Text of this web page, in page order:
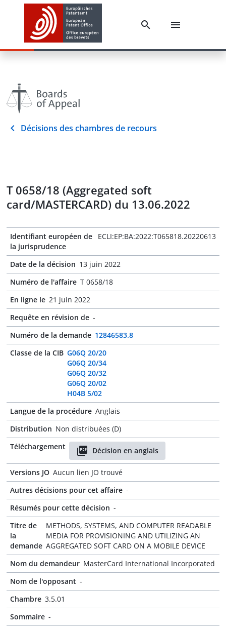
Décisions des chambres de recours
T 0658/18 (Aggregated soft
card/MASTERCARD) du 13.06.2022
Identifiant européen de
la jurisprudence
ECLI:EP:BA:2022:T065818.20220613
Date de la décision 13 juin 2022
Numéro de l'affaire T 0658/18
En ligne le 21 juin 2022
Requête en révision de -
Numéro de la demande 12846583.8
Classe de la CIB G06Q 20/20
G06Q 20/34
G06Q 20/32
G06Q 20/02
H04B 5/02
Langue de la procédure Anglais
Distribution Non distribuées (D)
Téléchargement
Décision en anglais
Versions JO Aucun lien JO trouvé
Autres décisions pour cet affaire -
Résumés pour cette décision -
Titre de
la
demande
METHODS, SYSTEMS, AND COMPUTER READABLE
MEDIA FOR PROVISIONING AND UTILIZING AN
AGGREGATED SOFT CARD ON A MOBILE DEVICE
Nom du demandeur MasterCard International Incorporated
Nom de l'opposant -
Chambre 3.5.01
Sommaire -